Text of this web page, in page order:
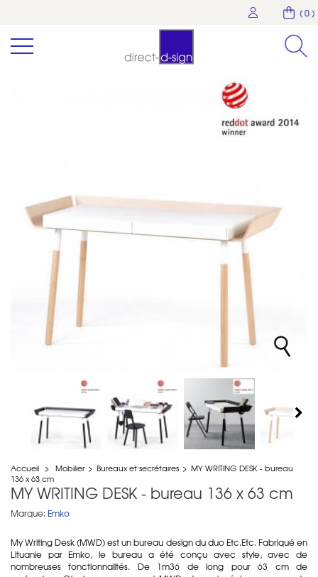
( 0 )
Accueil > Mobilier > Bureaux et secrétaires > MY WRITING DESK - bureau
136 x 63 cm
MY WRITING DESK - bureau 136 x 63 cm
Marque: Emko
My Writing Desk (MWD) est un bureau design du duo Etc.Etc. Fabriqué en
Lituanie par Emko, le bureau a été conçu avec style, avec de
nombreuses fonctionnalités. De 1m36 de long pour 63 cm de